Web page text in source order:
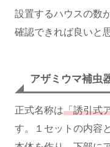
設置するハウスの数
確認できれば良いと
アザミウマ補虫
正式名称は「誘引式
す。１セットの内容